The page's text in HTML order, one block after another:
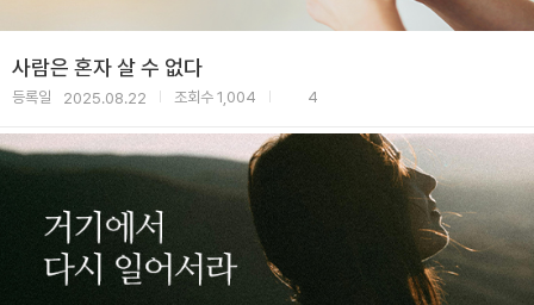
사람은 혼자 살 수 없다
등록일 2025.08.22 조회수 1,004 4